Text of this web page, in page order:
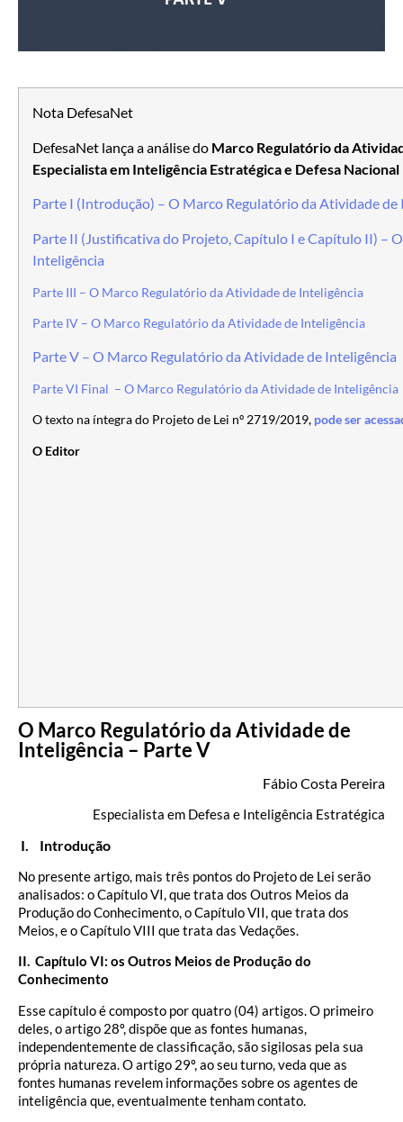
Nota DefesaNet
DefesaNet lança a análise do Marco Regulatório da
Especialista em Inteligência Estratégica e Defesa
Parte I (Introdução) – O Marco Regulatório da Atividade de
Parte II (Justificativa do Projeto, Capítulo I e Capítulo II) –
Inteligência
Parte III – O Marco Regulatório da Atividade de Inteligência
Parte IV – O Marco Regulatório da Atividade de Inteligência
Parte V – O Marco Regulatório da Atividade de Inteligência
Parte VI Final – O Marco Regulatório da Atividade de Inteligência
O texto na íntegra do Projeto de Lei nº 2719/2019, pode ser
O Editor
O Marco Regulatório da Atividade de
Inteligência – Parte V
Fábio Costa Pereira
Especialista em Defesa e Inteligência Estratégica
I. Introdução
No presente artigo, mais três pontos do Projeto de Lei serão
analisados: o Capítulo VI, que trata dos Outros Meios da
Produção do Conhecimento, o Capítulo VII, que trata dos
Meios, e o Capítulo VIII que trata das Vedações.
II. Capítulo VI: os Outros Meios de Produção do
Conhecimento
Esse capítulo é composto por quatro (04) artigos. O primeiro
deles, o artigo 28º, dispõe que as fontes humanas,
independentemente de classificação, são sigilosas pela sua
própria natureza. O artigo 29º, ao seu turno, veda que as
fontes humanas revelem informações sobre os agentes de
inteligência que, eventualmente tenham contato.